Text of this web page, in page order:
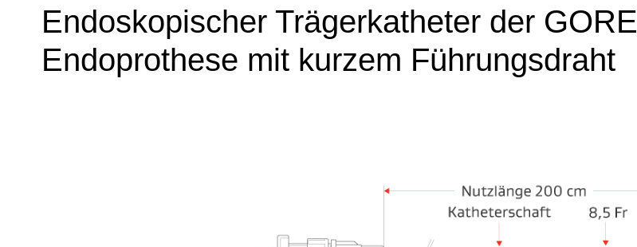
Endoskopischer Trägerkatheter der GORE
Endoprothese mit kurzem Führungsdraht